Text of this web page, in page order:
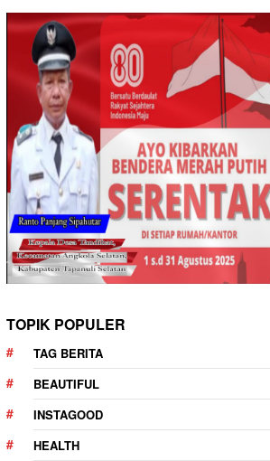
TOPIK POPULER
TAG BERITA
BEAUTIFUL
INSTAGOOD
HEALTH